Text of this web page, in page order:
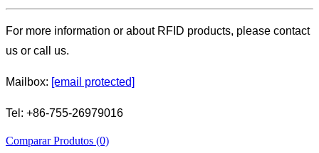
For more information or about RFID products, please contact
us or call us.
Mailbox: [email protected]
Tel: +86-755-26979016
Comparar Produtos (0)